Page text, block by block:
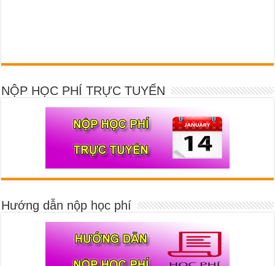
NỘP HỌC PHÍ TRỰC TUYẾN
Hướng dẫn nộp học phí